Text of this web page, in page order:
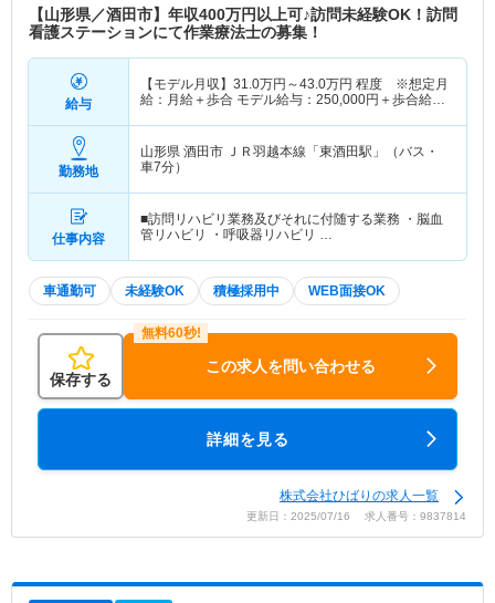
【山形県／酒田市】年収400万円以上可♪訪問未経験OK！訪問
看護ステーションにて作業療法士の募集！
給与
【モデル月収】 31.0万円～43.0万円 程度 ※想定月
給：月給＋歩合 モデル給与：250,000円＋歩合給
516万円想定月給×12ヶ月
勤務地
山形県 酒田市 ＪＲ羽越本線「東酒田駅」（バス・
車7分）
仕事内容
■訪問リハビリ業務及びそれに付随する業務 ・脳血
管リハビリ ・呼吸器リハビリ …
車通勤可 未経験OK 積極採用中 WEB面接OK
保存する
この求人を問い合わせる
詳細を見る
株式会社ひばりの求人一覧
更新日：2025/07/16 求人番号：9837814